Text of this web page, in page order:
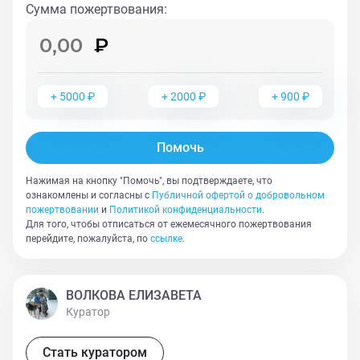
Сумма пожертвования:
+ 5000 ₽ +2000 ₽ +900 ₽
Помочь
Нажимая на кнопку "Помочь", вы подтверждаете, что
ознакомлены и согласны с Публичной офертой о добровольном
пожертвовании и Политикой конфиденциальности.
Для того, чтобы отписаться от ежемесячного пожертвования
перейдите, пожалуйста, по ссылке.
ВОЛКОВА ЕЛИЗАВЕТА
Куратор
Стать куратором